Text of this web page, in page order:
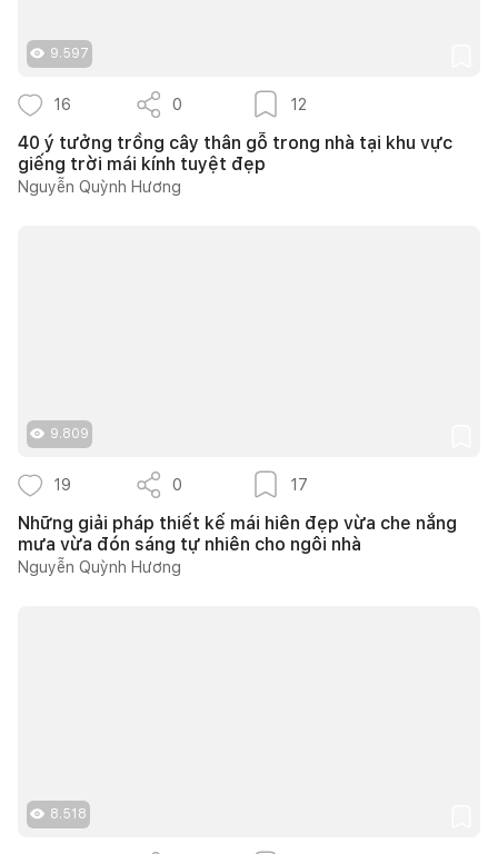
9.597
16 0 12
40 ý tưởng trồng cây thân gỗ trong nhà tại khu vực
giếng trời mái kính tuyệt đẹp
Nguyễn Quỳnh Hương
9.809
19 0 17
Những giải pháp thiết kế mái hiên đẹp vừa che nắng
mưa vừa đón sáng tự nhiên cho ngôi nhà
Nguyễn Quỳnh Hương
8.518